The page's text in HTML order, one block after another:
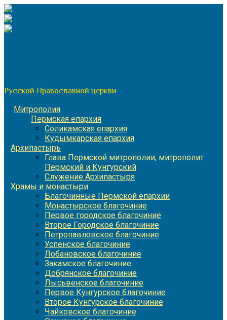
Перейти
к
содержимому
Русской Православной церкви
Митрополия
Пермская епархия
Соликамская епархия
Кудымкарская епархия
Архипастырь
Глава Пермской митрополии, митрополит
Пермский и Кунгурский
Служение Архипастыря
Храмы и монастыри
Благочинные Пермской епархии
Монастырское благочиние
Первое городское благочиние
Второе Городское благочиние
Петропавловское благочиние
Успенское благочиние
Лобановское благочиние
Закамское благочиние
Добрянское благочиние
Лысьвенское благочиние
Первое Кунгурское благочиние
Второе Кунгурское благочиние
Чайковское благочиние